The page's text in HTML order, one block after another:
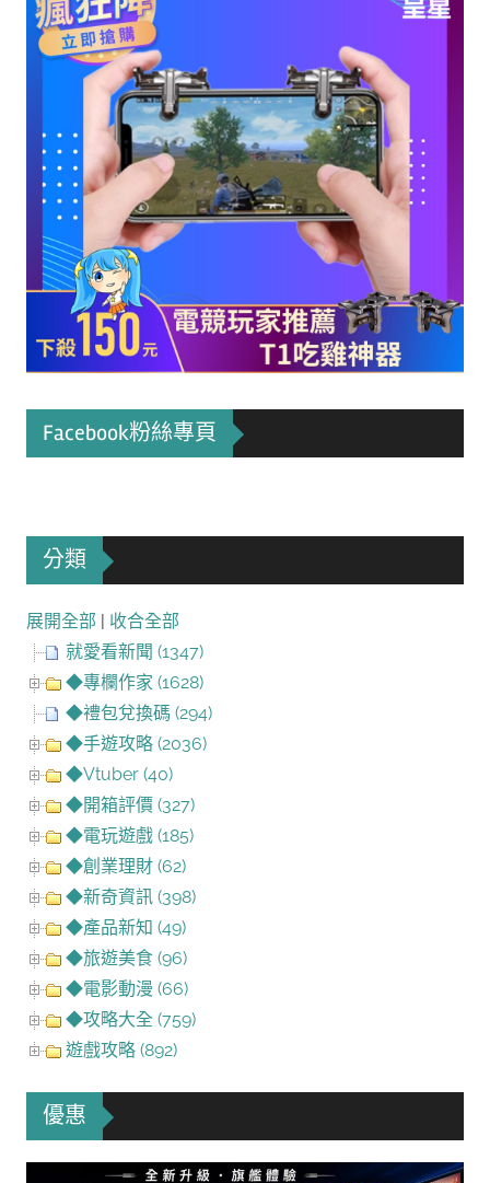
Facebook粉絲專頁
分類
展開全部 | 收合全部
就愛看新聞 (1347)
◆專欄作家 (1628)
◆禮包兌換碼 (294)
◆手遊攻略 (2036)
◆Vtuber (40)
◆開箱評價 (327)
◆電玩遊戲 (185)
◆創業理財 (62)
◆新奇資訊 (398)
◆產品新知 (49)
◆旅遊美食 (96)
◆電影動漫 (66)
◆攻略大全 (759)
遊戲攻略 (892)
優惠